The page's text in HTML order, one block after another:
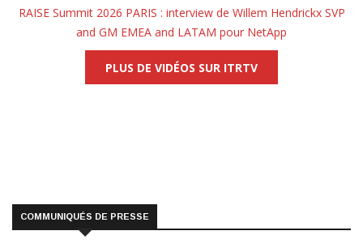
RAISE Summit 2026 PARIS : interview de Willem Hendrickx SVP
and GM EMEA and LATAM pour NetApp
PLUS DE VIDÉOS SUR ITRTV
COMMUNIQUÉS DE PRESSE